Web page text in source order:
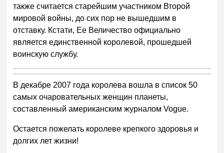
также считается старейшим участником Второй
мировой войны, до сих пор не вышедшим в
отставку. Кстати, Ее Величество официально
является единственной королевой, прошедшей
воинскую службу.
В декабре 2007 года королева вошла в список 50
самых очаровательных женщин планеты,
составленный американским журналом Vogue.
Остается пожелать королеве крепкого здоровья и
долгих лет жизни!